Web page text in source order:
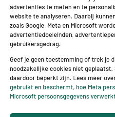
advertenties te meten en te
website te analyseren. Daarbij
zoals Google, Meta en Microsoft
advertentiedoeleinden,
gebruikersgedrag.
Geef je geen toestemming of trek je
noodzakelijke cookies niet
daardoor beperkt zijn. Lees meer
gebruikt en beschermt, hoe Meta
Microsoft persoonsgegevens
R
o
v
e
r
e
e
n
k
o
s
mijn vraag kunnen
® 2026 BBL transport en